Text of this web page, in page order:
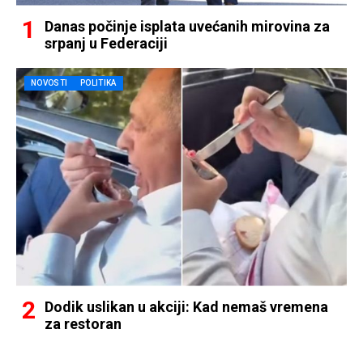
Danas počinje isplata uvećanih mirovina za
srpanj u Federaciji
NOVOSTI POLITIKA
Dodik uslikan u akciji: Kad nemaš vremena
za restoran